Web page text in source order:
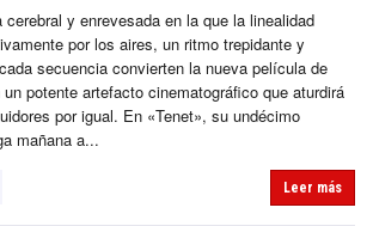
cerebral y enrevesada en la que la linealidad
por los aires, un ritmo trepidante y
secuencia convierten la nueva película de
potente artefacto cinematográfico que aturdirá
por igual. En «Tenet», su undécimo
mañana a...
Leer más